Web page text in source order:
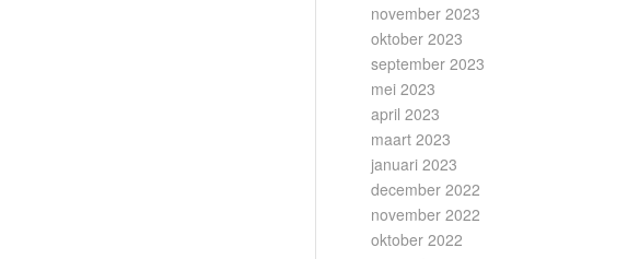
november 2023
oktober 2023
september 2023
mei 2023
april 2023
maart 2023
januari 2023
december 2022
november 2022
oktober 2022